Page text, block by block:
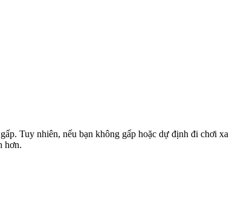
Tuy nhiên, nếu bạn không gấp hoặc dự định đi chơi xa
hơn.